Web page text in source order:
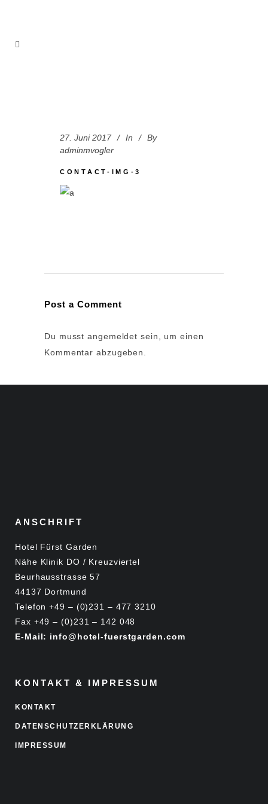
27. Juni 2017 In
By
adminmvogler
CONTACT-IMG-3
Post a Comment
Du musstangemeldet sein, um einen
Kommentar abzugeben.
ANSCHRIFT
Hotel Fürst Garden
Nähe Klinik DO / Kreuzviertel
Beurhausstrasse 57
44137 Dortmund
Telefon +49 – (0)231 – 477 3210
Fax +49 – (0)231 – 142 048
E-Mail: info@hotel-fuerstgarden.com
KONTAKT & IMPRESSUM
KONTAKT
DATENSCHUTZERKLÄRUNG
IMPRESSUM